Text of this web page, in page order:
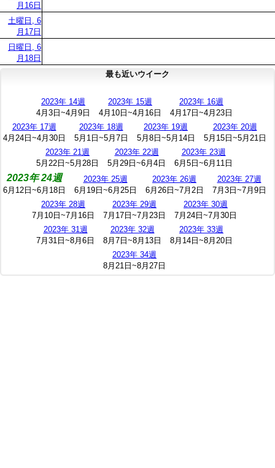
月16日
土曜日, 6
月17日
日曜日, 6
月18日
最も近いウイーク
2023年 14週
4月3日~4月9日
2023年 15週
4月10日~4月16日
2023年 16週
4月17日~4月23日
2023年 17週
4月24日~4月30日
2023年 18週
5月1日~5月7日
2023年 19週
5月8日~5月14日
2023年 20週
5月15日~5月21日
2023年 21週
5月22日~5月28日
2023年 22週
5月29日~6月4日
2023年 23週
6月5日~6月11日
2023年 24週
6月12日~6月18日
2023年 25週
6月19日~6月25日
2023年 26週
6月26日~7月2日
2023年 27週
7月3日~7月9日
2023年 28週
7月10日~7月16日
2023年 29週
7月17日~7月23日
2023年 30週
7月24日~7月30日
2023年 31週
7月31日~8月6日
2023年 32週
8月7日~8月13日
2023年 33週
8月14日~8月20日
2023年 34週
8月21日~8月27日